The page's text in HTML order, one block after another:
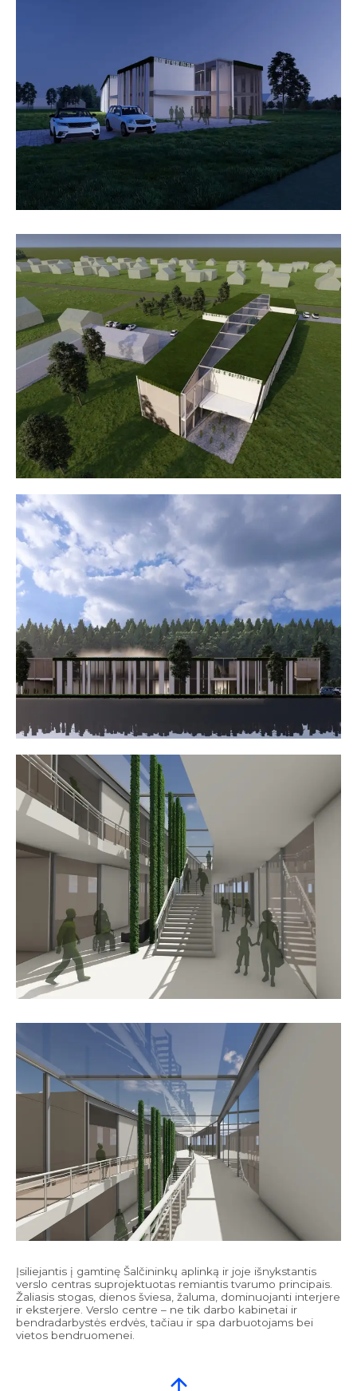
Įsiliejantis į gamtinę Šalčininkų aplinką ir joje išnykstantis
verslo centras suprojektuotas remiantis tvarumo principais.
Žaliasis stogas, dienos šviesa, žaluma, dominuojanti interjere
ir eksterjere. Verslo centre – ne tik darbo kabinetai ir
bendradarbystės erdvės, tačiau ir spa darbuotojams bei
vietos bendruomenei.